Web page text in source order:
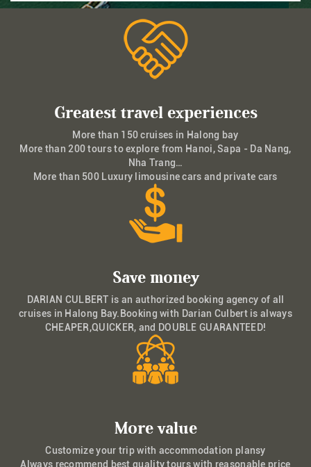
Greatest travel experiences
More than 150 cruises in Halong bay
More than 200 tours to explore from Hanoi, Sapa - Da Nang,
Nha Trang…
More than 500 Luxury limousine cars and private cars
Save money
DARIAN CULBERT is an authorized booking agency of all
cruises in Halong Bay.Booking with Darian Culbert is always
CHEAPER,QUICKER, and DOUBLE GUARANTEED!
More value
Customize your trip with accommodation plansy
Always recommend best quality tours with reasonable price